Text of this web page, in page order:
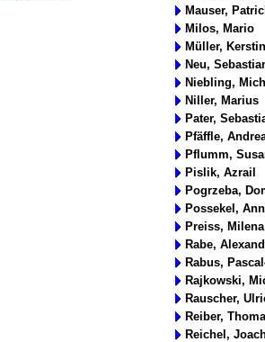
Mauser,
Milos, Mario
Müller, Kerstin
Neu,
Niebling,
Niller, Marius
Pater,
Pfäffle,
Pflumm,
Pislik, Azrail
Pogrzeba,
Possekel,
Preiss, Milena
Rabe,
Rabus,
Rajkowski,
Rauscher,
Reiber,
Reichel,